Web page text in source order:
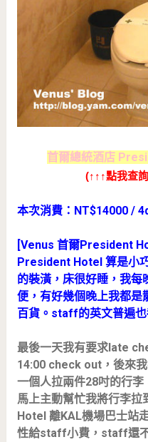
首爾總統酒店
(↑↑↑點我查
本次消費：NT$14000 /
[Venus 首爾President
President Hotel 算是小
的裝潢，床很好睡，我每
便，有好幾個晚上我都是
百貨。staff的英文普遍
最後一天我有要求late
14:00 check out，後來
一個人拉兩件28吋的行
馬上主動幫忙我將行李
Hotel 離KAL機場巴士站
性給staff小費，staff還